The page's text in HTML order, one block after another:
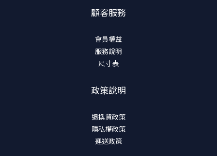
顧客服務
會員權益
服務說明
尺寸表
政策說明
退換貨政策
隱私權政策
運送政策